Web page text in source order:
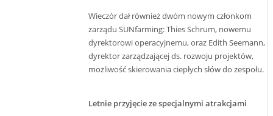
Wieczór dał również dwóm nowym członkom
zarządu SUNfarming: Thies Schrum, nowemu
dyrektorowi operacyjnemu, oraz Edith Seemann,
dyrektor zarządzającej ds. rozwoju projektów,
możliwość skierowania ciepłych słów do zespołu.
Letnie przyjęcie ze specjalnymi atrakcjami